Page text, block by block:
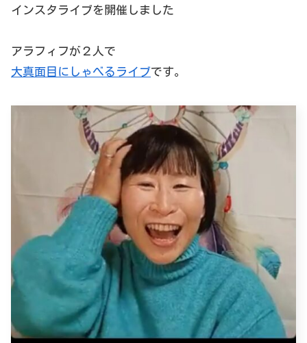
インスタライブを開催しました
アラフィフが２人で
大真面目にしゃべるライブです。